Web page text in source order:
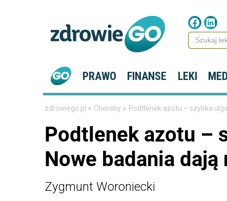
PRAWO FINANSE LEKI
zdrowiego.pl » Choroby » Podtlenek azotu – szybka
Podtlenek azotu –
Nowe badania
Zygmunt Woroniecki